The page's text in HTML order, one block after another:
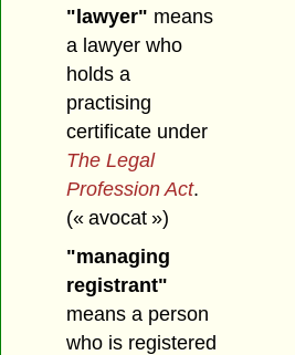
"lawyer" means
a lawyer who
holds a
practising
certificate under
The Legal
Profession Act.
(« avocat »)
"managing
registrant"
means a person
who is registered